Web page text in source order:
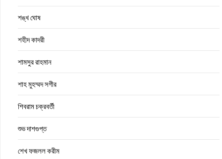
শঙ্খ ঘোষ
শহীদ কাদরী
শামসুর রাহমান
শাহ মুহম্মদ সগীর
শিবরাম চক্রবর্তী
শুভ দাশগুপ্ত
শেখ ফজলল করীম